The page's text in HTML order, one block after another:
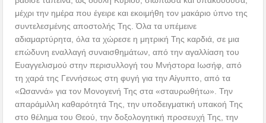
μέχρι την ημέρα που έγειρε και εκοιμήθη τον μακάριο ύπνο της
συντελεσμένης αποστολής Της. Όλα τα υπέμεινε
αδιαμαρτύρητα, όλα τα χώρεσε η μητρική Της καρδιά, σε μια
επώδυνη εναλλαγή συναισθημάτων, από την αγαλλίαση του
Ευαγγελισμού στην περισυλλογή του Μνήστορα Ιωσήφ, από
τη χαρά της Γεννήσεως στη φυγή για την Αίγυπτο, από τα
«Ωσαννά» για τον Μονογενή Της στα «σταυρωθήτω». Την
απαράμιλλη καθαρότητά Της, την υποδειγματική υπακοή Της
στο θέλημα του Θεού, την δοξολογητική προσευχή Της, την